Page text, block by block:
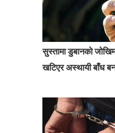
सुस्तामा डुबानको
खटिएर अस्थायी बाँध